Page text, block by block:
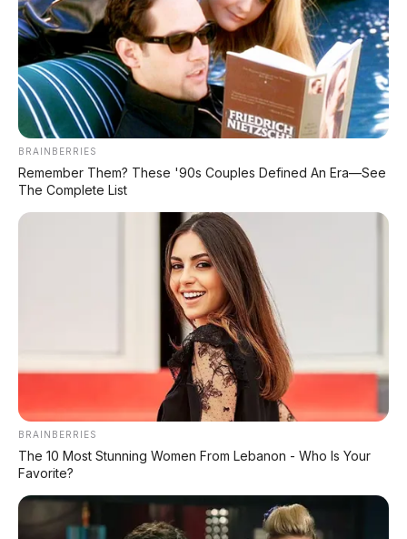
⚡ GAC Trumpchi Yue 7: SUV Off-Road
PHEV Boxy Alias Defender Siap
Meluncur
⚡ GAC Hyptec S600: SUV Listrik
Premium dengan Range 800 Km Siap
Hadir di Indonesia?
PROMO TERBATAS!
MILIKI MOBIL IMPIAN
KREDIT MOBIL
TANPA DP
✔ GRATIS ANGSURAN 1X
✔ GRATIS BALIK NAMA
CEK UNIT SEKARANG
BRAINBERRIES
Remember Them? These '90s Couples Defined An Era—See
The Complete List
BRAINBERRIES
The 10 Most Stunning Women From Lebanon - Who Is Your
Favorite?